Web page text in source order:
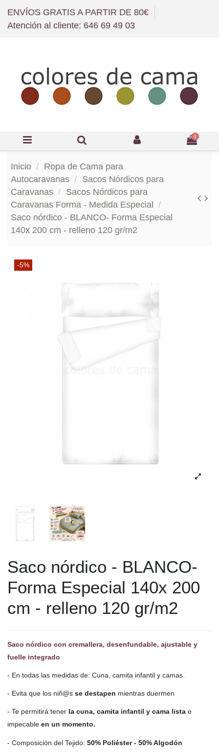
ENVÍOS GRATIS A PARTIR DE 80€
Atención al cliente: 646 69 49 03
0
Inicio
Ropa de Cama para
Autocaravanas
Sacos Nórdicos para
Caravanas
Sacos Nórdicos para
Caravanas Forma - Medida Especial
Saco nórdico - BLANCO- Forma Especial
140x 200 cm - relleno 120 gr/m2
-5%
Saco nórdico - BLANCO-
Forma Especial 140x 200
cm - relleno 120 gr/m2
Saco nórdico con cremallera, desenfundable, ajustable y
fuelle integrado
- En todas las medidas de: Cuna, camita infantil y camas.
- Evita que los niñ@s se destapen mientras duermen
- Te permitirá tener la cuna, camita infantil y cama lista e
impecable en un momento.
- Composición del Tejido: 50% Poliéster - 50% Algodón